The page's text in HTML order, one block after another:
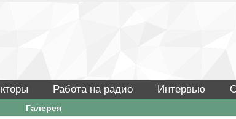
Работа на радио Интервью
Галерея